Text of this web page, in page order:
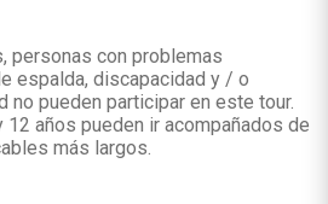
personas con problemas
espalda, discapacidad y / o
no pueden participar en este tour.
12 años pueden ir acompañados de
más largos.